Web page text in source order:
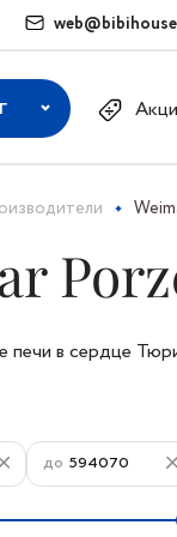
печи в сердце
это ваша
Каолин: Алхимия
дает ту
до